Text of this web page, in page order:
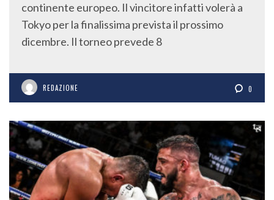
continente europeo. Il vincitore infatti volerà a
Tokyo per la finalissima prevista il prossimo
dicembre. Il torneo prevede 8
REDAZIONE 0